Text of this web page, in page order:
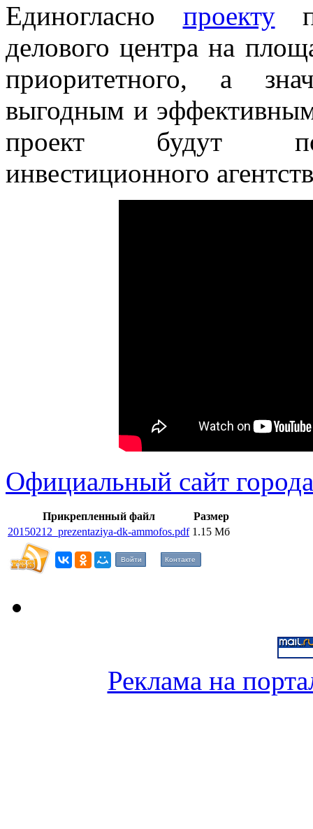
Единогласно проектупо
делового центра на
приоритетного, а
выгодным и
проект будут
инвестиционного
Официальный сайт
Прикрепленный файл
Размер
20150212_prezentaziya-dk-ammofos.pdf 1.15 Мб
Войти Контакте
Реклама на